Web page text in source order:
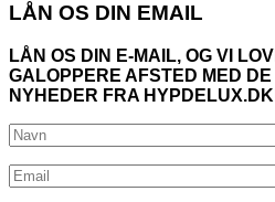
LÅN OS DIN EMAIL
LÅN OS DIN E-MAIL, OG VI
GALOPPERE AFSTED MED
NYHEDER FRA